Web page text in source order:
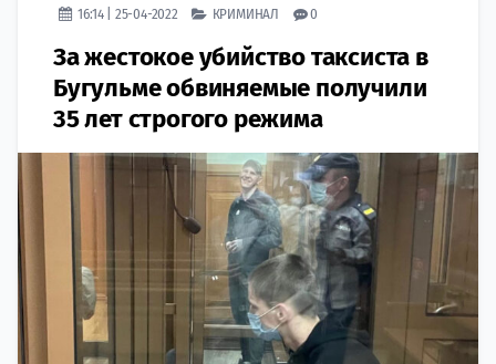
16:14 | 25-04-2022 КРИМИНАЛ 0
За жестокое убийство таксиста в
Бугульме обвиняемые получили ​
35 лет строгого режима